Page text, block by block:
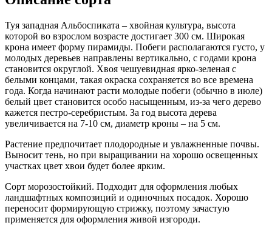
Туя западная Альбоспиката – хвойная культура, высота
которой во взрослом возрасте достигает 300 см. Широкая
крона имеет форму пирамиды. Побеги располагаются густо, у
молодых деревьев направлены вертикально, с годами крона
становится округлой. Хвоя чешуевидная ярко-зеленая с
белыми концами, такая окраска сохраняется во все времена
года. Когда начинают расти молодые побеги (обычно в июле)
белый цвет становится особо насыщенным, из-за чего дерево
кажется пестро-серебристым. За год высота дерева
увеличивается на 7-10 см, диаметр кроны – на 5 см.
Растение предпочитает плодородные и увлажненные почвы.
Выносит тень, но при выращивании на хорошо освещенных
участках цвет хвои будет более ярким.
Сорт морозостойкий. Подходит для оформления любых
ландшафтных композиций и одиночных посадок. Хорошо
переносит формирующую стрижку, поэтому зачастую
применяется для оформления живой изгороди.